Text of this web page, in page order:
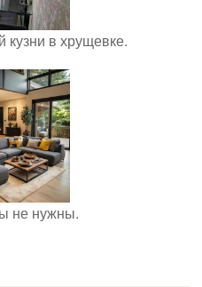
в хрущевке.
не нужны.